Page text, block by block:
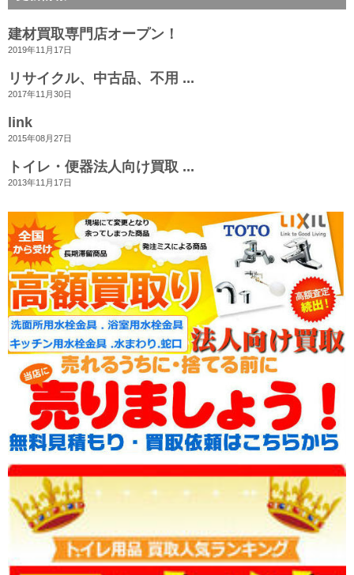
建材買取専門店オープン！
2019年11月17日
リサイクル、中古品、不用 ...
2017年11月30日
link
2015年08月27日
トイレ・便器法人向け買取 ...
2013年11月17日